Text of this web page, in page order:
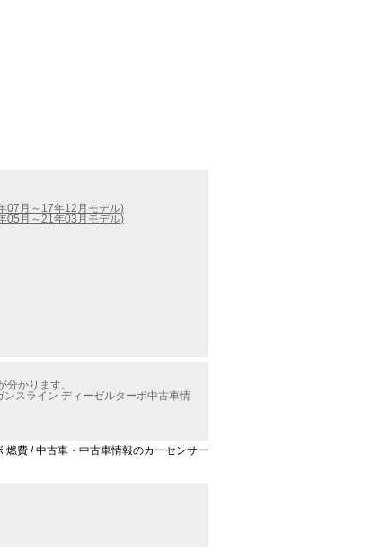
07月～17年12月モデル)
05月～21年03月モデル)
かります。
スライン ディーゼルターボ中古車情
費 / 中古車・中古車情報のカーセンサー